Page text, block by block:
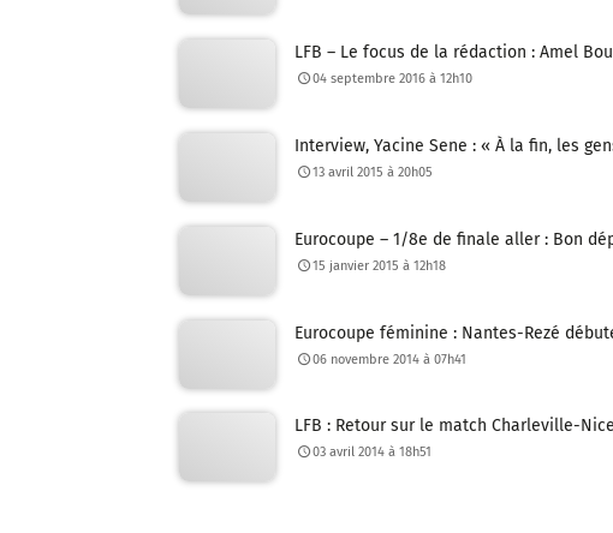
LFB – Le focus de la rédaction : Amel
04 septembre 2016 à 12h10
Interview, Yacine Sene : « À la fin, les
13 avril 2015 à 20h05
Eurocoupe – 1/8e de finale aller : Bon
15 janvier 2015 à 12h18
Eurocoupe féminine : Nantes-Rezé
06 novembre 2014 à 07h41
LFB : Retour sur le match Charleville-
03 avril 2014 à 18h51